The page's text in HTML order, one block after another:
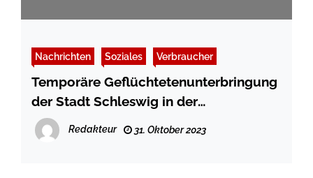
Nachrichten Soziales Verbraucher
Temporäre Geflüchtetenunterbringung
der Stadt Schleswig in der
Jugendherberge
Redakteur 31. Oktober 2023